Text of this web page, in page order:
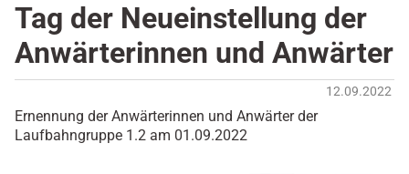
Tag der Neueinstellung der
Anwärterinnen und Anwärter
12.09.2022
Ernennung der Anwärterinnen und Anwärter der
Laufbahngruppe 1.2 am 01.09.2022